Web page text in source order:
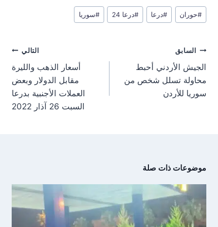
r
e
o
e
b
o
r
e
o
w
i
t
r
e
o
t
s
A
وسوم
المقال:
#حوران #درعا #درعا 24 #سوريا
تصفّح
المقالات
السابق
الجيش الأردني أحبط
محاولة تسلل شخص من
سوريا للأردن
التالي
أسعار الذهب والليرة
مقابل الدولار وبعض
العملات الأجنبية بدرعا
السبت 26 آذار 2022
موضوعات ذات صلة